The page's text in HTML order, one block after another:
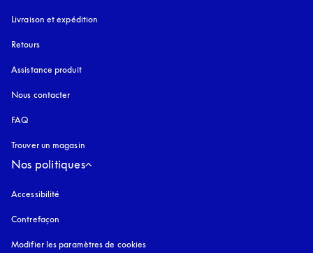
Livraison et expédition
Retours
Assistance produit
Nous contacter
FAQ
Trouver un magasin
Nos politiques
Accessibilité
Contrefaçon
Modifier les paramètres de cookies